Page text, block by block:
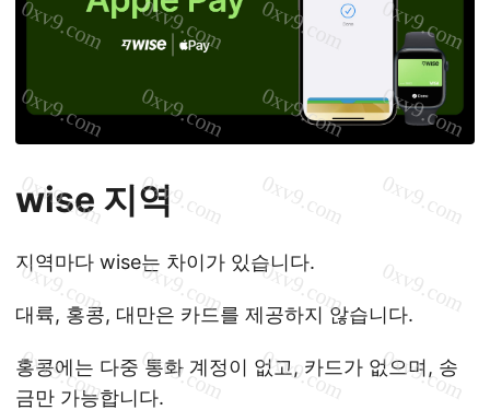
wise 지역
지역마다 wise는 차이가 있습니다.
대륙, 홍콩, 대만은 카드를 제공하지 않습니다.
홍콩에는 다중 통화 계정이 없고, 카드가 없으며, 송
금만 가능합니다.